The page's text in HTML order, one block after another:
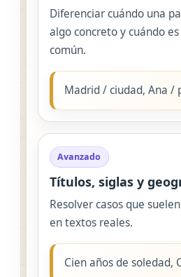
Diferenciar cuándo una
algo concreto y cuándo
común.
Madrid / ciudad, Ana /
Avanzado
Títulos, siglas y
Resolver casos que
en textos reales.
Cien años de soledad,